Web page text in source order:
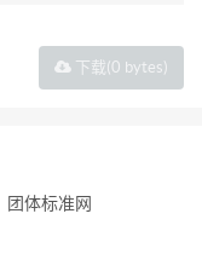
下载(0 bytes)
团体标准网